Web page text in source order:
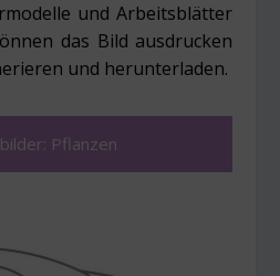
und Arbeitsblätter
das Bild ausdrucken
und herunterladen.
Pflanzen